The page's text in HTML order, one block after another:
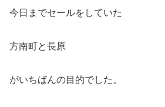
今日までセールをしていた
方南町と長原
がいちばんの目的でした。